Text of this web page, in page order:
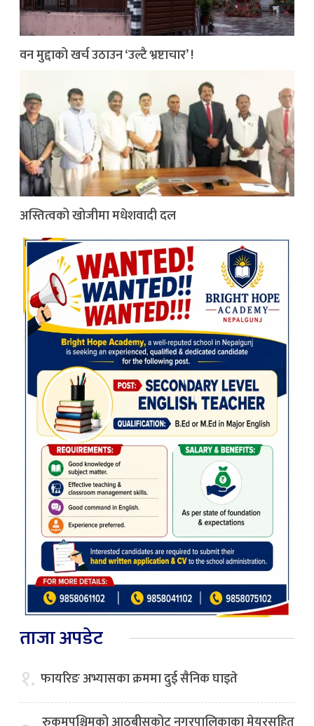
वन मुद्दाको खर्च उठाउन ‘उल्टै भ्रष्टाचार’ !
अस्तित्वको खोजीमा मधेशवादी दल
ताजा अपडेट
१. फायरिङ अभ्यासका क्रममा दुई सैनिक घाइते